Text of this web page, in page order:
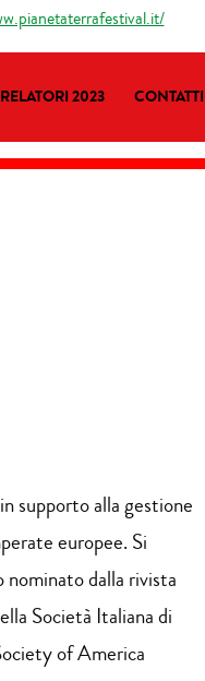
RELATORI 2023 CONTATTI
supporto alla gestione
europee. Si
nominato dalla rivista
Società Italiana di
of America